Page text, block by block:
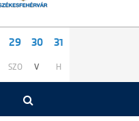
29
SZO
30
V
31
H